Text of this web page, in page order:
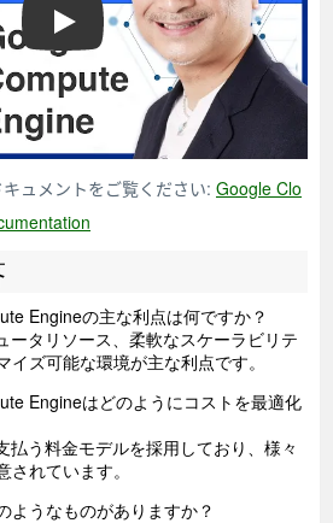
google compute engine
ュメントをご覧ください: Google Clo
Engineの主な利点は何ですか？
ータリソース、柔軟なスケーラビリテ
イズ可能な環境が主な利点です。
Engineはどのようにコストを最適化
払う料金モデルを採用しており、様々
れています。
ようなものがありますか？